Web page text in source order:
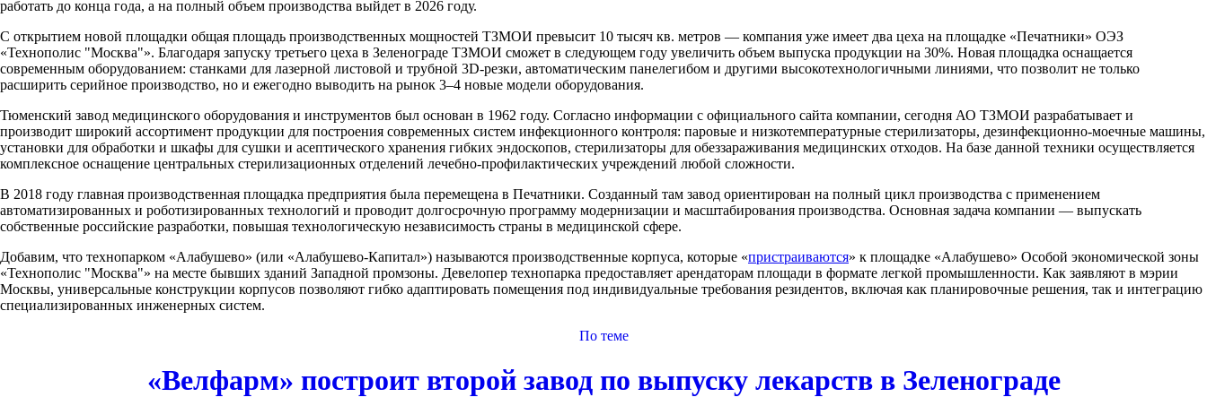
работать до конца года, а на полный объем производства выйдет в 2026 году.
С открытием новой площадки общая площадь производственных мощностей ТЗМОИ превысит 10 тысяч кв. метров — компания уже имеет два цеха на площадке «Печатники» ОЭЗ
«Технополис "Москва"». Благодаря запуску третьего цеха в Зеленограде ТЗМОИ сможет в следующем году увеличить объем выпуска продукции на 30%. Новая площадка оснащается
современным оборудованием: станками для лазерной листовой и трубной 3D-резки, автоматическим панелегибом и другими высокотехнологичными линиями, что позволит не только
расширить серийное производство, но и ежегодно выводить на рынок 3–4 новые модели оборудования.
Тюменский завод медицинского оборудования и инструментов был основан в 1962 году. Согласно информации с официального сайта компании, сегодня АО ТЗМОИ разрабатывает и
производит широкий ассортимент продукции для построения современных систем инфекционного контроля: паровые и низкотемпературные стерилизаторы, дезинфекционно-моечные машины,
установки для обработки и шкафы для сушки и асептического хранения гибких эндоскопов, стерилизаторы для обеззараживания медицинских отходов. На базе данной техники осуществляется
комплексное оснащение центральных стерилизационных отделений лечебно-профилактических учреждений любой сложности.
В 2018 году главная производственная площадка предприятия была перемещена в Печатники. Созданный там завод ориентирован на полный цикл производства с применением
автоматизированных и роботизированных технологий и проводит долгосрочную программу модернизации и масштабирования производства. Основная задача компании — выпускать
собственные российские разработки, повышая технологическую независимость страны в медицинской сфере.
Добавим, что технопарком «Алабушево» (или «Алабушево-Капитал») называются производственные корпуса, которые «пристраиваются» к площадке «Алабушево» Особой экономической зоны
«Технополис "Москва"» на месте бывших зданий Западной промзоны. Девелопер технопарка предоставляет арендаторам площади в формате легкой промышленности. Как заявляют в мэрии
Москвы, универсальные конструкции корпусов позволяют гибко адаптировать помещения под индивидуальные требования резидентов, включая как планировочные решения, так и интеграцию
специализированных инженерных систем.
По теме
«Велфарм» построит второй завод по выпуску лекарств в Зеленограде